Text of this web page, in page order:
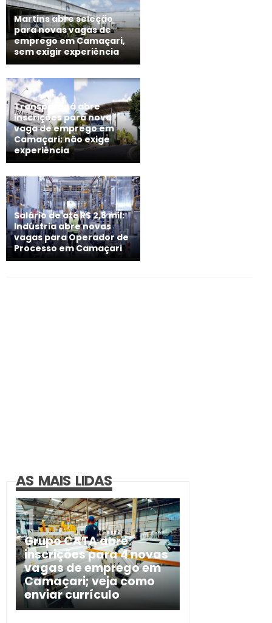
Martins abre seleção
para novas vagas de
emprego em Camaçari,
sem exigir experiência
Transparaná abre
inscrições para nova
vaga de emprego em
Camaçari; não exige
experiência
Salário de até R$ 2,8 mil:
Indústria abre novas
vagas para Operador de
Processo em Camaçari
AS MAIS LIDAS
Grupo CATA abre
inscrições para 4 novas
vagas de emprego em
Camaçari; veja como
enviar currículo